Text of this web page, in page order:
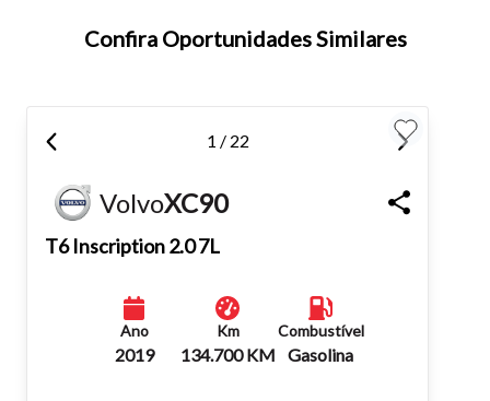
atalhos Ctrl+ (para aumentar) e Ctrl- (para diminuir) no seu
teclado.
Fechar
Confira Oportunidades Similares
1 / 22
VolvoXC90
T6 Inscription 2.0 7L
Ano
2019
Km
134.700 KM
Combustível
Gasolina